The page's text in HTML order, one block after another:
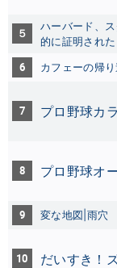
５
ハーバード、
的に証明され
6 カフェーの帰
7 プロ野球カ
8 プロ野球オ
9 変な地図|雨穴
10 だいすき！